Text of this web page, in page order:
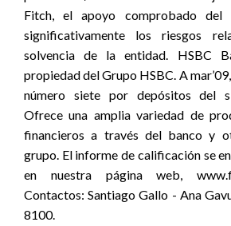
Fitch, el apoyo comprobado del
significativamente los riesgos
solvencia de la entidad. HSBC
propiedad del Grupo HSBC. A
número siete por depósitos del
Ofrece una amplia variedad de
financieros a través del banco y
grupo. El informe de calificación se
en nuestra página web,
Contactos: Santiago Gallo - Ana
8100.